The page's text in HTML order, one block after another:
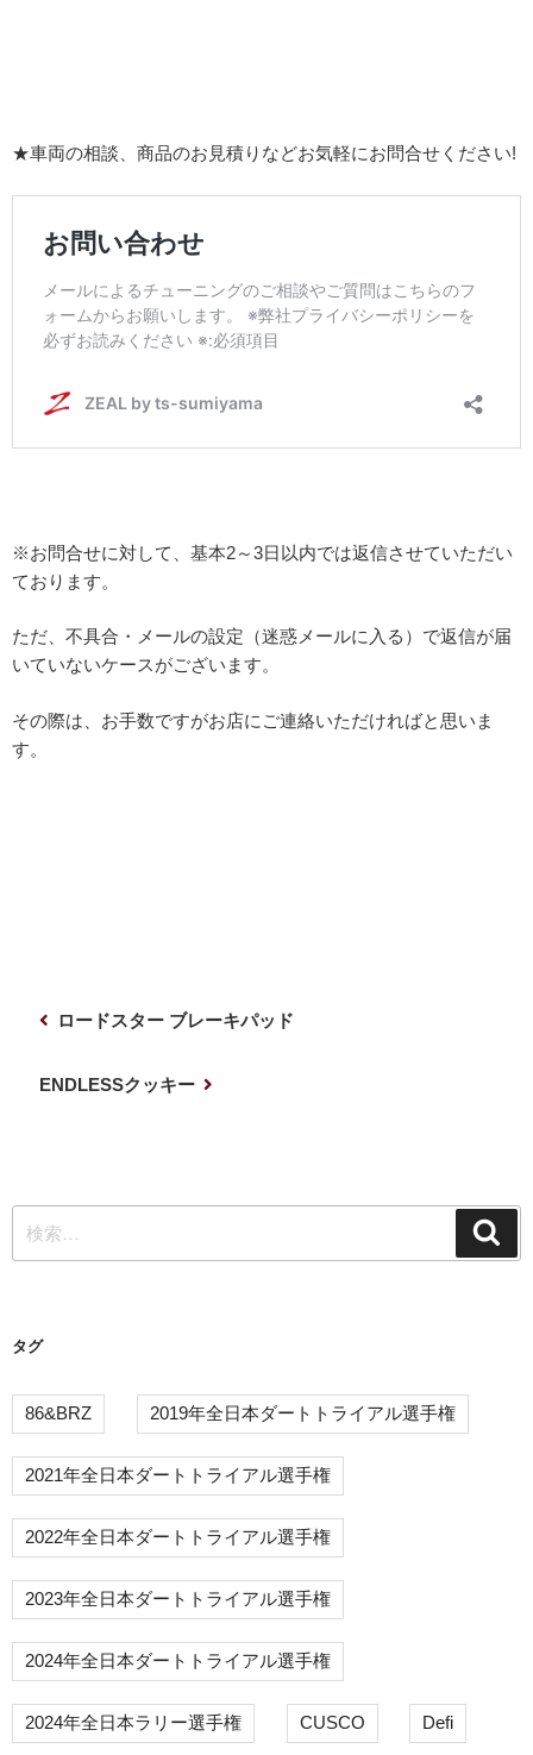
★車両の相談、商品のお見積りなどお気軽にお問合せください!
※お問合せに対して、基本2～3日以内では返信させていただい
ております。
ただ、不具合・メールの設定（迷惑メールに入る）で返信が届
いていないケースがございます。
その際は、お手数ですがお店にご連絡いただければと思いま
す。
シ
ョ
ロードスター ブレーキパッド
ENDLESSクッキー
索:
タグ
86&BRZ 2019年全日本ダートトライアル選手権
2021年全日本ダートトライアル選手権
2022年全日本ダートトライアル選手権
2023年全日本ダートトライアル選手権
2024年全日本ダートトライアル選手権
2024年全日本ラリー選手権 CUSCO Defi